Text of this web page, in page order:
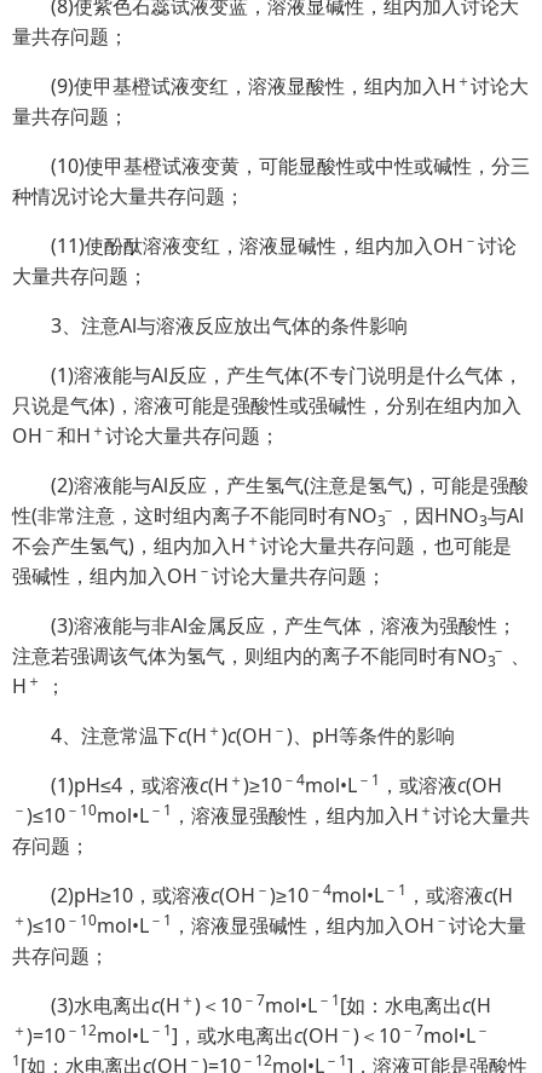
(8)使紫色石蕊试液变蓝，溶液显碱性，组内加入讨论大
量共存问题；
(9)使甲基橙试液变红，溶液显酸性，组内加入H ＋讨论大
量共存问题；
(10)使甲基橙试液变黄，可能显酸性或中性或碱性，分三
种情况讨论大量共存问题；
(11)使酚酞溶液变红，溶液显碱性，组内加入OH －讨论
大量共存问题；
3、注意Al与溶液反应放出气体的条件影响
(1)溶液能与Al反应，产生气体(不专门说明是什么气体，
只说是气体)，溶液可能是强酸性或强碱性，分别在组内加入
OH －和H ＋讨论大量共存问题；
(2)溶液能与Al反应，产生氢气(注意是氢气)，可能是强酸
性(非常注意，这时组内离子不能同时有NO3 ，因HNO3与Al
不会产生氢气)，组内加入H ＋讨论大量共存问题，也可能是
强碱性，组内加入OH －讨论大量共存问题；
(3)溶液能与非Al金属反应，产生气体，溶液为强酸性；
注意若强调该气体为氢气，则组内的离子不能同时有NO3
、
H ＋
；
4、注意常温下c(H ＋)c(OH －)、pH等条件的影响
(1)pH≤4，或溶液c(H ＋)≥10－4mol•L－1 ，或溶液c(OH
－)≤10－10mol•L－1 ，溶液显强酸性，组内加入H ＋讨论大量共
存问题；
(2)pH≥10，或溶液c(OH －)≥10－4mol•L－1 ，或溶液c(H
＋)≤10－10mol•L－1 ，溶液显强碱性，组内加入OH －讨论大量
共存问题；
(3)水电离出c(H ＋)＜10－7mol•L－1[如：水电离出c(H
＋)=10－12mol•L－1]，或水电离出c(OH －)＜10－7mol•L－
1[如：水电离出c(OH －)=10－12mol•L－1]，溶液可能是强酸性